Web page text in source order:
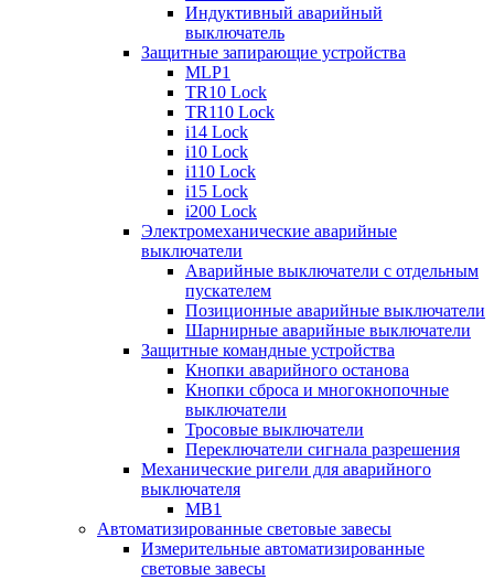
Индуктивный аварийный
выключатель
Защитные запирающие устройства
MLP1
TR10 Lock
TR110 Lock
i14 Lock
i10 Lock
i110 Lock
i15 Lock
i200 Lock
Электромеханические аварийные
выключатели
Аварийные выключатели с отдельным
пускателем
Позиционные аварийные выключатели
Шарнирные аварийные выключатели
Защитные командные устройства
Кнопки аварийного останова
Кнопки сброса и многокнопочные
выключатели
Тросовые выключатели
Переключатели сигнала разрешения
Механические ригели для аварийного
выключателя
MB1
Автоматизированные световые завесы
Измерительные автоматизированные
световые завесы